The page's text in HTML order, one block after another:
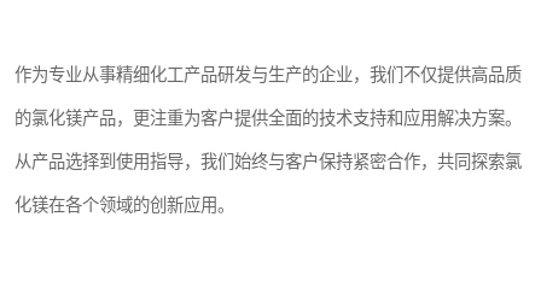
作为专业从事精细化工产品研发与生产的企业，我们不仅提供高品质
的氯化镁产品，更注重为客户提供全面的技术支持和应用解决方案。
从产品选择到使用指导，我们始终与客户保持紧密合作，共同探索氯
化镁在各个领域的创新应用。